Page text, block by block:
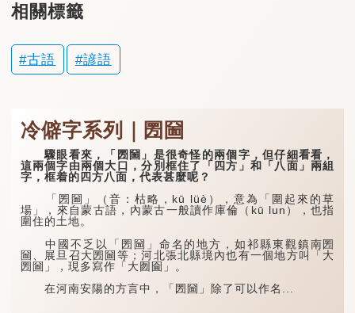
相關標籤
古語 諺語
冷僻字系列｜圐圙
驟眼看來，「圐圙」是很奇怪的兩個字，但仔細看看，
這兩個字由兩個大口，分別框住了「四方」和「八面」兩組
字，框着的四方八面，代表甚麼呢？
「圐圙」（音：枯略，kū lüè），意為「圍起來的草
場」，來自蒙古語，內蒙古一般讀作庫倫（kū lun），也指
圍住的土地。
中國不乏以「圐圙」命名的地方，如祁縣東觀鎮南圐
圙、展旦召大圐圙等；河北張北縣境內也有一個地方叫「大
圐圙」，現多寫作「大囫圇」。
在河南安陽的方言中，「圐圙」除了可以作名...